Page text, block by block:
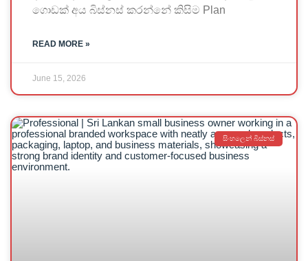
ගොඩක් අය බිස්නස් කරන්නේ කිසිම Plan
READ MORE »
June 15, 2026
සිංහලෙන් බිස්නස්